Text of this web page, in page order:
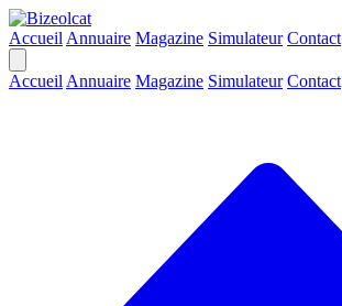
Accueil Annuaire Magazine Simulateur Contact
Accueil Annuaire Magazine Simulateur Contact